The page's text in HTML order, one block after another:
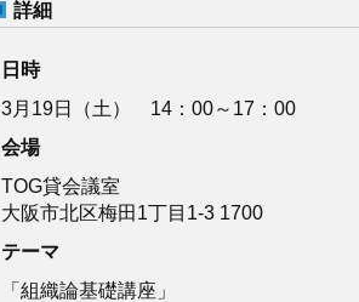
詳細
日時
3月19日（土） 14：00～17：00
会場
TOG貸会議室
大阪市北区梅田1丁目1-3 1700
テーマ
「組織論基礎講座」